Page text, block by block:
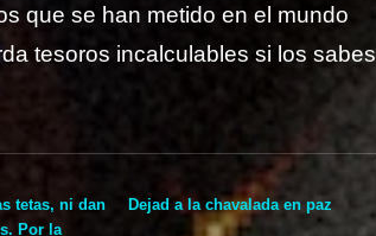
que se han metido en el mundo
tesoros incalculables si los sabes
tetas, ni dan
Por la
Dejad a la chavalada en paz